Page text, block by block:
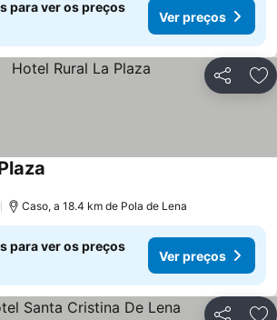
para ver os preços
Ver preços
Partilhar
Caso, a 18.4 km de Pola de Lena
para ver os preços
Ver preços